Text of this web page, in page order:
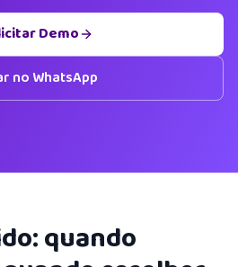
Demo
no WhatsApp
quando